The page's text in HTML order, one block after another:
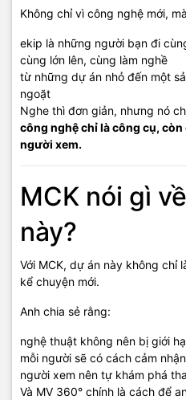
Không chỉ vì công nghệ mới,
ekip là những người bạn đi
cùng lớn lên, cùng làm nghề
từ những dự án nhỏ đến một
ngoặt
Nghe thì đơn giản, nhưng nó
công nghệ chỉ là công cụ,
người xem.
MCK nói gì
này?
Với MCK, dự án này không chỉ
kể chuyện mới.
Anh chia sẻ rằng:
nghệ thuật không nên bị giới
mỗi người sẽ có cách cảm
người xem nên tự khám phá
Và MV 360° chính là cách để